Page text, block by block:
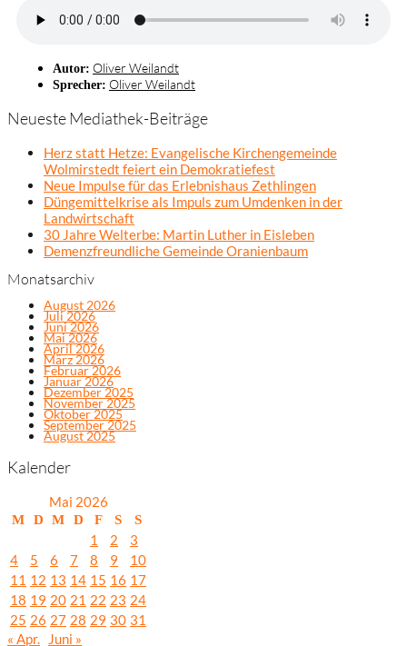
Autor: Oliver Weilandt
Sprecher: Oliver Weilandt
Neueste Mediathek-Beiträge
Herz statt Hetze: Evangelische Kirchengemeinde
Wolmirstedt feiert ein Demokratiefest
Neue Impulse für das Erlebnishaus Zethlingen
Düngemittelkrise als Impuls zum Umdenken in der
Landwirtschaft
30 Jahre Welterbe: Martin Luther in Eisleben
Demenzfreundliche Gemeinde Oranienbaum
Monatsarchiv
August 2026
Juli 2026
Juni 2026
Mai 2026
April 2026
März 2026
Februar 2026
Januar 2026
Dezember 2025
November 2025
Oktober 2025
September 2025
August 2025
Kalender
Mai 2026
M D M D F S S
1 2
3
4
5 6 7 8 9
10
11 12 13 14 15 16 17
18 19 20 21 22 23 24
25 26 27 28 29 30 31
« Apr.
Juni »